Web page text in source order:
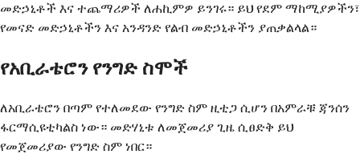
መድኃኒቶች እና ተጨማሪዎች ለሐኪምዎ ይንገሩ። ይህ የደም ማከሚያዎችን፣
የመናድ መድኃኒቶችን እና አንዳንድ የልብ መድኃኒቶችን ያጠቃልላል።
የአቢራቴሮን የንግድ ስሞች
ለአቢራቴሮን በጣም የተለመደው የንግድ ስም ዚቲጋ ሲሆን በአምራቹ ጃንሰን
ፋርማሲዩቲካልስ ነው። መድሃኒቱ ለመጀመሪያ ጊዜ ሲፀድቅ ይህ
የመጀመሪያው የንግድ ስም ነበር።